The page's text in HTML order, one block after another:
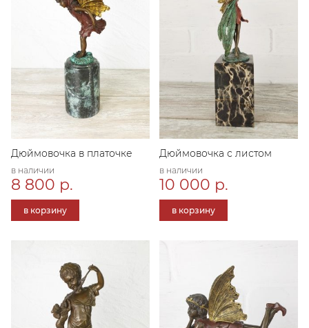
Дюймовочка в платочке
в наличии
8 800 р.
в корзину
Дюймовочка с листом
в наличии
10 000 р.
в корзину